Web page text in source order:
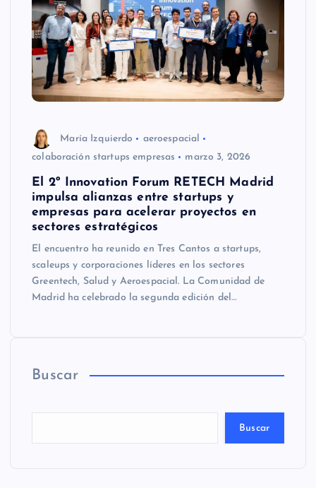
María Izquierdo
aeroespacial
colaboración startups empresas
marzo 3, 2026
El 2º Innovation Forum RETECH Madrid
impulsa alianzas entre startups y
empresas para acelerar proyectos en
sectores estratégicos
El encuentro ha reunido en Tres Cantos a startups,
scaleups y corporaciones líderes en los sectores
Greentech, Salud y Aeroespacial. La Comunidad de
Madrid ha celebrado la segunda edición del…
Buscar
Buscar